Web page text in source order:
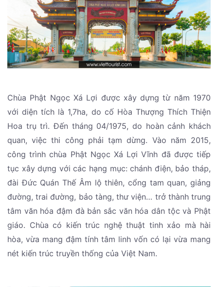
Chùa Phật Ngọc Xá Lợi được xây dựng từ năm 1970
với diện tích là 1,7ha, do cố Hòa Thượng Thích Thiện
Hoa trụ trì. Đến tháng 04/1975, do hoàn cảnh khách
quan, việc thi công phải tạm dừng. Vào năm 2015,
công trình chùa Phật Ngọc Xá Lợi Vĩnh đã được tiếp
tục xây dựng với các hạng mục: chánh điện, bảo tháp,
đài Đức Quán Thế Âm lộ thiên, cổng tam quan, giảng
đường, trai đường, bảo tàng, thư viện… trở thành trung
tâm văn hóa đậm đà bản sắc văn hóa dân tộc và Phật
giáo. Chùa có kiến trúc nghệ thuật tinh xảo mà hài
hòa, vừa mang đậm tính tâm linh vốn có lại vừa mang
nét kiến trúc truyền thống của Việt Nam.